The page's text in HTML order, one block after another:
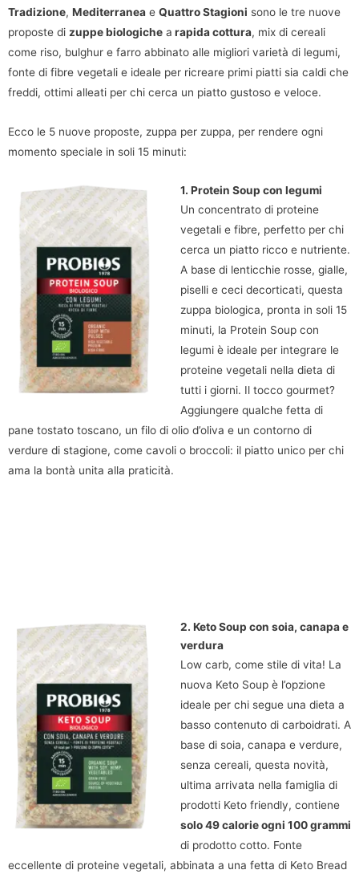
Tradizione, Mediterranea e Quattro Stagioni sono le tre nuove
proposte di zuppe biologiche a rapida cottura, mix di cereali
come riso, bulghur e farro abbinato alle migliori varietà di legumi,
fonte di fibre vegetali e ideale per ricreare primi piatti sia caldi che
freddi, ottimi alleati per chi cerca un piatto gustoso e veloce.
Ecco le 5 nuove proposte, zuppa per zuppa, per rendere ogni
momento speciale in soli 15 minuti:
1. Protein Soup con legumi
Un concentrato di proteine
vegetali e fibre, perfetto per chi
cerca un piatto ricco e nutriente.
A base di lenticchie rosse, gialle,
piselli e ceci decorticati, questa
zuppa biologica, pronta in soli 15
minuti, la Protein Soup con
legumi è ideale per integrare le
proteine vegetali nella dieta di
tutti i giorni. Il tocco gourmet?
Aggiungere qualche fetta di
pane tostato toscano, un filo di olio d’oliva e un contorno di
verdure di stagione, come cavoli o broccoli: il piatto unico per chi
ama la bontà unita alla praticità.
2. Keto Soup con soia, canapa e
verdura
Low carb, come stile di vita! La
nuova Keto Soup è l’opzione
ideale per chi segue una dieta a
basso contenuto di carboidrati. A
base di soia, canapa e verdure,
senza cereali, questa novità,
ultima arrivata nella famiglia di
prodotti Keto friendly, contiene
solo 49 calorie ogni 100 grammi
di prodotto cotto. Fonte
eccellente di proteine vegetali, abbinata a una fetta di Keto Bread